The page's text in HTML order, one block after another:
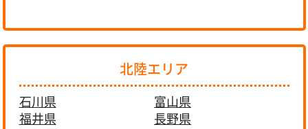
北陸エリア
石川県
富山県
福井県
長野県